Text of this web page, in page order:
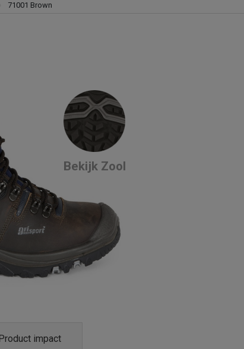
71001 Brown
Bekijk Zool
impact